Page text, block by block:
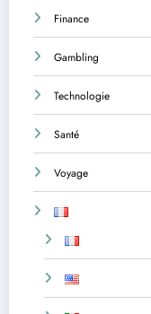
Finance
Gambling
Technologie
Santé
Voyage